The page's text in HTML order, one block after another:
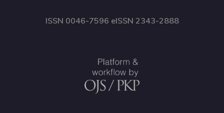
ISSN 0046-7596 eISSN 2343-2888